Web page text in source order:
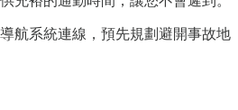
航系統連線，預先規劃避開事故地